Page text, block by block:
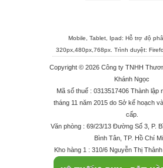
Mobile, Tablet, Ipad: Hỗ trợ độ
320px,480px,768px. Trình duyệt:
Copyright © 2026 Công ty TNHH
Khánh Ngọc
Mã số thuế : 0313517406 Thành lập
tháng 11 năm 2015 do Sở kế hoạch
cấp.
Văn phòng : 69/23/13 Đường Số 3, P.
Bình Tân, TP. Hồ Chí
Kho hàng 1 : 310/6 Nguyễn Thị